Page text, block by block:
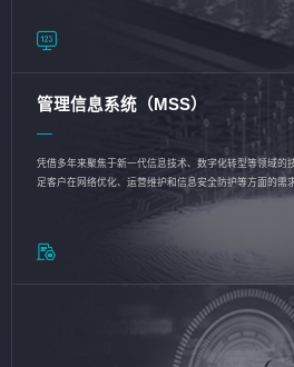
管理信息系统（MSS）
凭借多年来聚焦于新一代信息技术、数字化转型等领域的
足客户在网络优化、运营维护和信息安全防护等方面的需